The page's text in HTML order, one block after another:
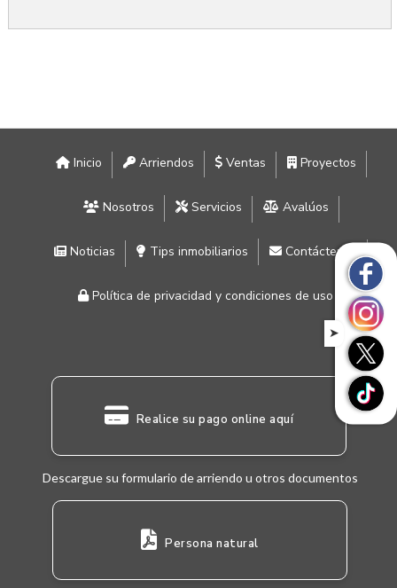
Inicio Arriendos Ventas Proyectos
Nosotros Servicios Avalúos
Noticias Tips inmobiliarios Contáctenos
Política de privacidad y condiciones de uso
Realice su pago online aquí
Descargue su formulario de arriendo u otros documentos
Persona natural
➤